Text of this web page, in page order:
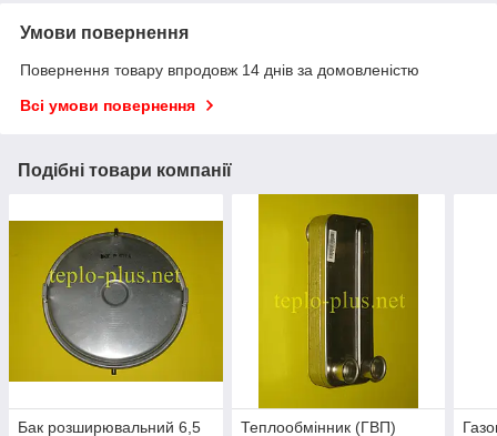
Умови повернення
Повернення товару впродовж 14 днів за домовленістю
Всі умови повернення
Подібні товари компанії
Бак розширювальний 6,5
Теплообмінник (ГВП)